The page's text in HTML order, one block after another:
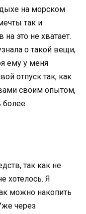
на морском
так и
на это не хватает.
о такой вещи,
ему у меня
отпуск так, как
своим опытом,
более
так как не
хотелось. Я
можно накопить
через